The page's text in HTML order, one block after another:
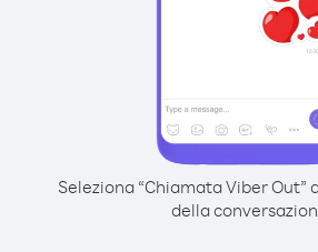
Seleziona “Chiamata Viber Out”
della